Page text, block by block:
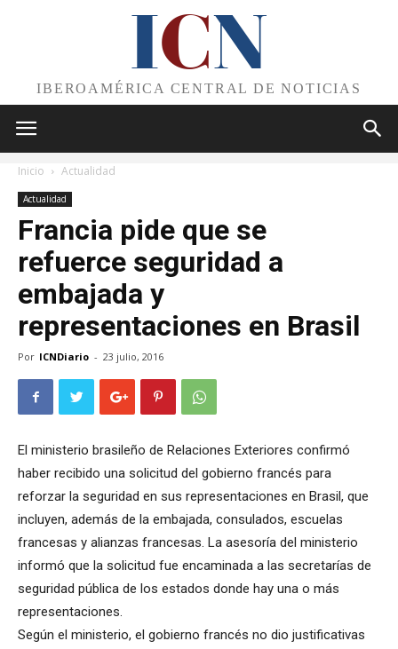
ICN
IBEROAMÉRICA CENTRAL DE NOTICIAS
Inicio Actualidad
Actualidad
Francia pide que se
refuerce seguridad a
embajada y
representaciones en Brasil
Por ICNDiario - 23 julio, 2016
El ministerio brasileño de Relaciones Exteriores confirmó
haber recibido una solicitud del gobierno francés para
reforzar la seguridad en sus representaciones en Brasil, que
incluyen, además de la embajada, consulados, escuelas
francesas y alianzas francesas. La asesoría del ministerio
informó que la solicitud fue encaminada a las secretarías de
seguridad pública de los estados donde hay una o más
representaciones.
Según el ministerio, el gobierno francés no dio justificativas